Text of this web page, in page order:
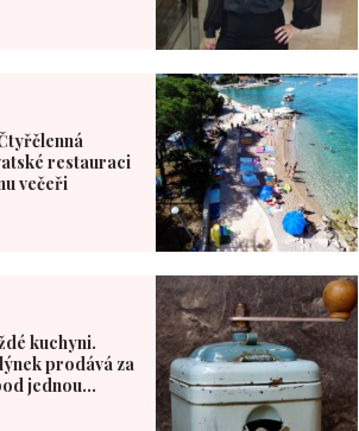
restauraci
večeři
kuchyni.
prodává za
jednou